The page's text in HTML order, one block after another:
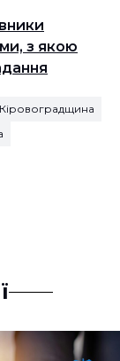
з якою